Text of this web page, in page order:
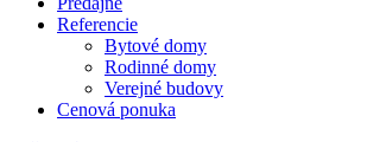
Referencie
Bytové domy
Rodinné domy
Verejné budovy
Cenová ponuka